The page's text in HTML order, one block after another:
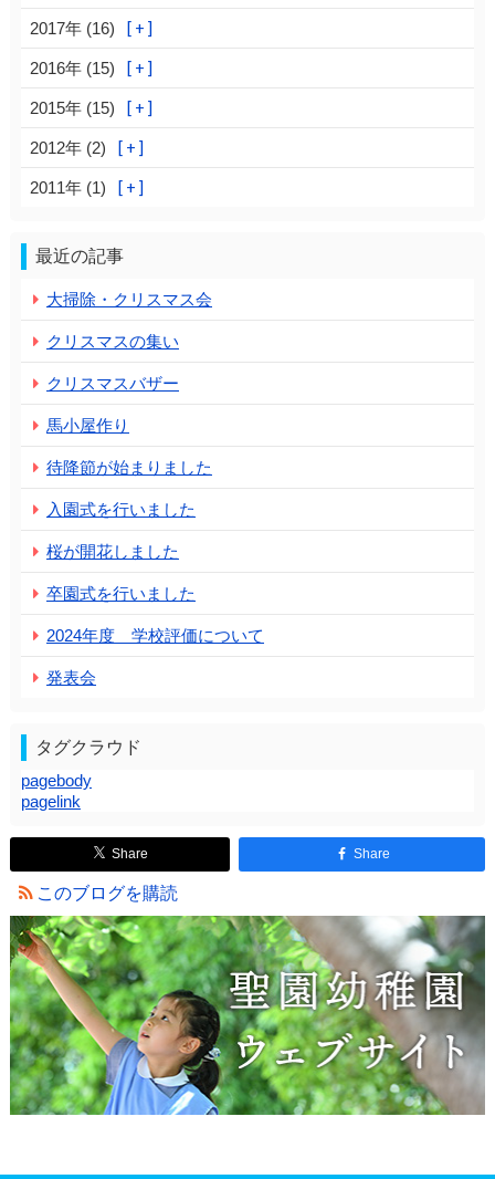
2017年 (16)
2016年 (15)
2015年 (15)
2012年 (2)
2011年 (1)
最近の記事
大掃除・クリスマス会
クリスマスの集い
クリスマスバザー
馬小屋作り
待降節が始まりました
入園式を行いました
桜が開花しました
卒園式を行いました
2024年度 学校評価について
発表会
タグクラウド
pagebody
pagelink
Share Share
このブログを購読